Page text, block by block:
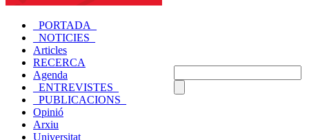
_PORTADA_
_NOTICIES_
Articles
RECERCA
Agenda
_ENTREVISTES_
_PUBLICACIONS_
Opinió
Arxiu
Universitat